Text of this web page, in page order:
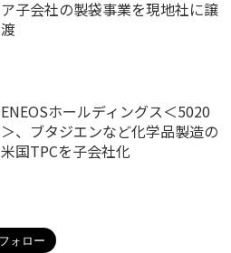
ア子会社の製袋事業を現地社に譲
渡
ENEOSホールディングス＜5020
＞、ブタジエンなど化学品製造の
米国TPCを子会社化